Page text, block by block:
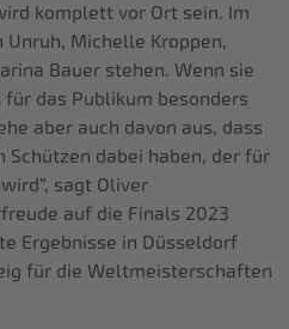
komplett vor Ort sein. Im
Michelle Kroppen,
Bauer stehen. Wenn sie
das Publikum besonders
aber auch davon aus, dass
Schützen dabei haben, der für
sagt Oliver
auf die Finals 2023
Ergebnisse in Düsseldorf
für die Weltmeisterschaften